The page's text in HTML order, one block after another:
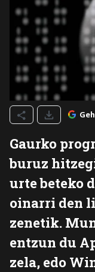
Gaurko
buruz
urte beteko
oinarri den
zenetik.
entzun du
zela, edo